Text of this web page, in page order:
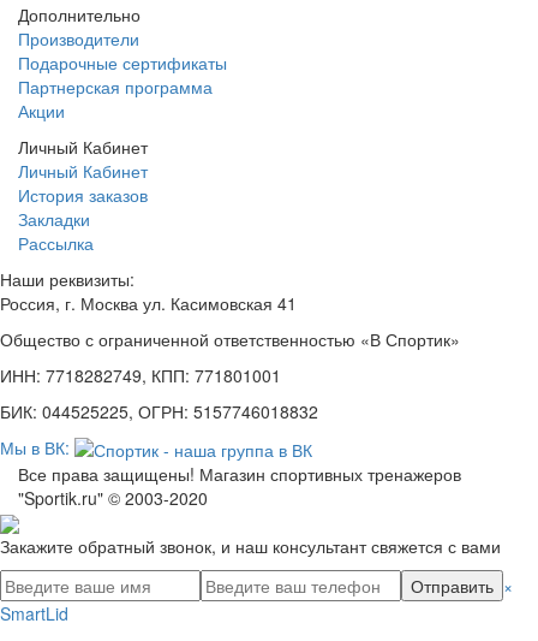
Дополнительно
Производители
Подарочные сертификаты
Партнерская программа
Акции
Личный Кабинет
Личный Кабинет
История заказов
Закладки
Рассылка
Наши реквизиты:
Россия, г. Москва ул. Касимовская 41
Общество с ограниченной ответственностью «В Спортик»
ИНН: 7718282749, КПП: 771801001
БИК: 044525225, ОГРН: 5157746018832
Мы в ВК:
Все права защищены! Магазин спортивных тренажеров
"Sportik.ru" © 2003-2020
Закажите обратный звонок, и наш консультант свяжется с вами
Отправить ×
SmartLid